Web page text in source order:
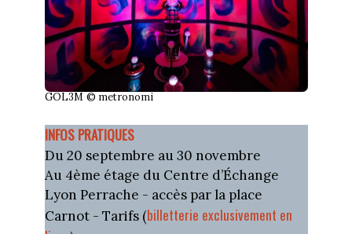
GOL3M © metronomi
INFOS PRATIQUES
Du 20 septembre au 30 novembre
Au 4ème étage du Centre d’Échange
Lyon Perrache - accès par la place
Carnot - Tarifs (billetterie exclusivement en